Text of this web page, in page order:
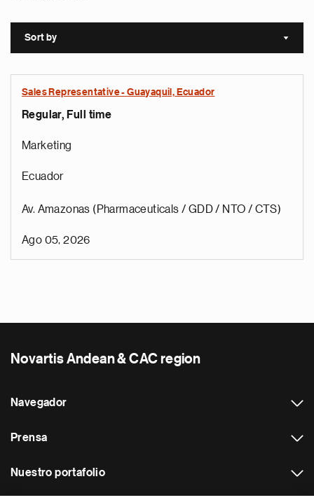
Sort by Sort
Sales Representative - Guayaquil, Ecuador
Regular, Full time
Marketing
Ecuador
Av. Amazonas (Pharmaceuticals / GDD / NTO / CTS)
Ago 05, 2026
Novartis Andean & CAC region
Navegador
Prensa
Nuestro portafolio